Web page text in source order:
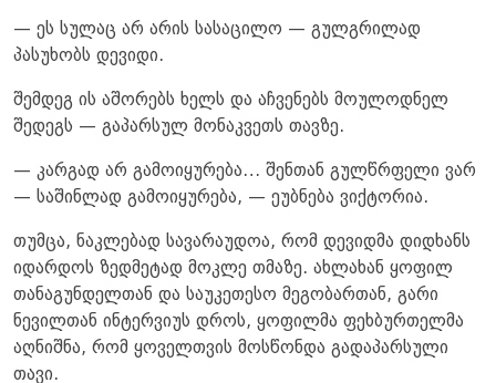
— ეს სულაც არ არის სასაცილო — გულგრილად
პასუხობს დევიდი.
შემდეგ ის აშორებს ხელს და აჩვენებს მოულოდნელ
შედეგს — გაპარსულ მონაკვეთს თავზე.
— კარგად არ გამოიყურება… შენთან გულწრფელი ვარ
— საშინლად გამოიყურება, — ეუბნება ვიქტორია.
თუმცა, ნაკლებად სავარაუდოა, რომ დევიდმა დიდხანს
იდარდოს ზედმეტად მოკლე თმაზე. ახლახან ყოფილ
თანაგუნდელთან და საუკეთესო მეგობართან, გარი
ნევილთან ინტერვიუს დროს, ყოფილმა ფეხბურთელმა
აღნიშნა, რომ ყოველთვის მოსწონდა გადაპარსული
თავი.